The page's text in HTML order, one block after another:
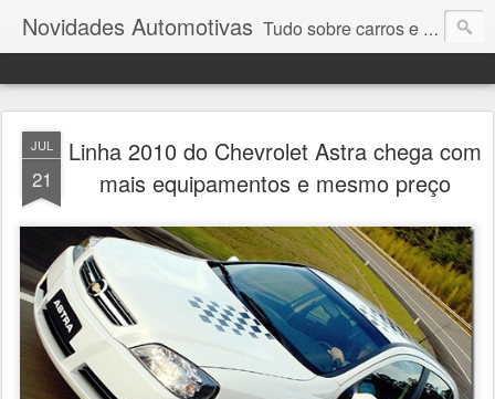
Novidades Automotivas Tudo sobre carros e motores
JUL
21
Linha 2010 do Chevrolet Astra chega com
mais equipamentos e mesmo preço